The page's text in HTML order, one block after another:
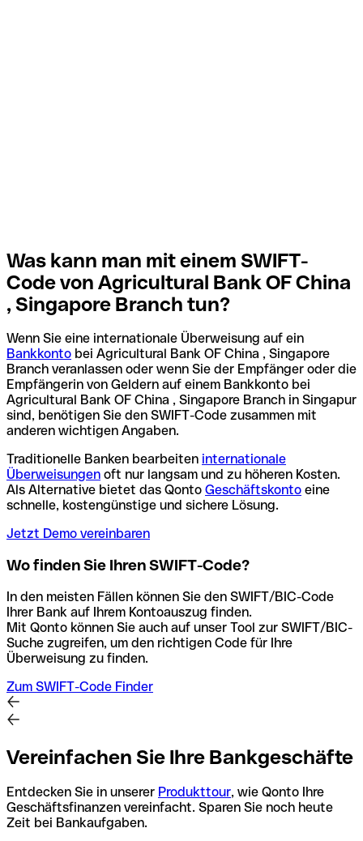
Was kann man mit einem SWIFT-
Code von Agricultural Bank OF China
, Singapore Branch tun?
Wenn Sie eine internationale Überweisung auf ein
Bankkonto bei Agricultural Bank OF China , Singapore
Branch veranlassen oder wenn Sie der Empfänger oder die
Empfängerin von Geldern auf einem Bankkonto bei
Agricultural Bank OF China , Singapore Branch in Singapur
sind, benötigen Sie den SWIFT-Code zusammen mit
anderen wichtigen Angaben.
Traditionelle Banken bearbeiten internationale
Überweisungen oft nur langsam und zu höheren Kosten.
Als Alternative bietet das Qonto Geschäftskonto eine
schnelle, kostengünstige und sichere Lösung.
Jetzt Demo vereinbaren
Wo finden Sie Ihren SWIFT-Code?
In den meisten Fällen können Sie den SWIFT/BIC-Code
Ihrer Bank auf Ihrem Kontoauszug finden.
Mit Qonto können Sie auch auf unser Tool zur SWIFT/BIC-
Suche zugreifen, um den richtigen Code für Ihre
Überweisung zu finden.
Zum SWIFT-Code Finder
Vereinfachen Sie Ihre Bankgeschäfte
Entdecken Sie in unserer Produkttour, wie Qonto Ihre
Geschäftsfinanzen vereinfacht. Sparen Sie noch heute
Zeit bei Bankaufgaben.